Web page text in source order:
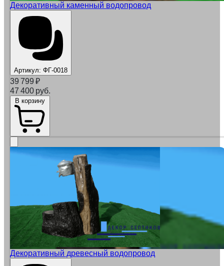
Декоративный каменный водопровод
Артикул: ФГ-0018
39 799 ₽
47 400 руб.
Декоративный древесный водопровод